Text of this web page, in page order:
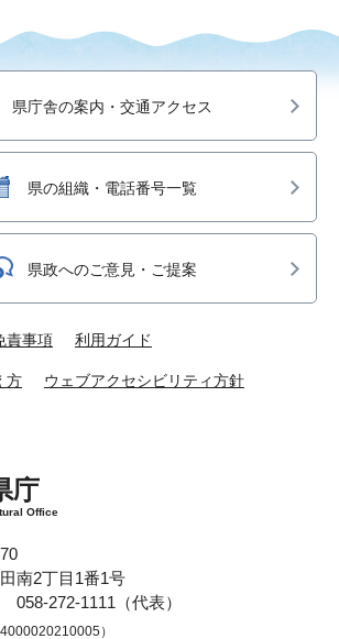
県庁舎の案内・交通アクセス
県の組織・電話番号一覧
県政へのご意見・ご提案
責事項 利用ガイド
方 ウェブアクセシビリティ方針
庁
Office
南2丁目1番1号
058-272-1111（代表）
4000020210005）